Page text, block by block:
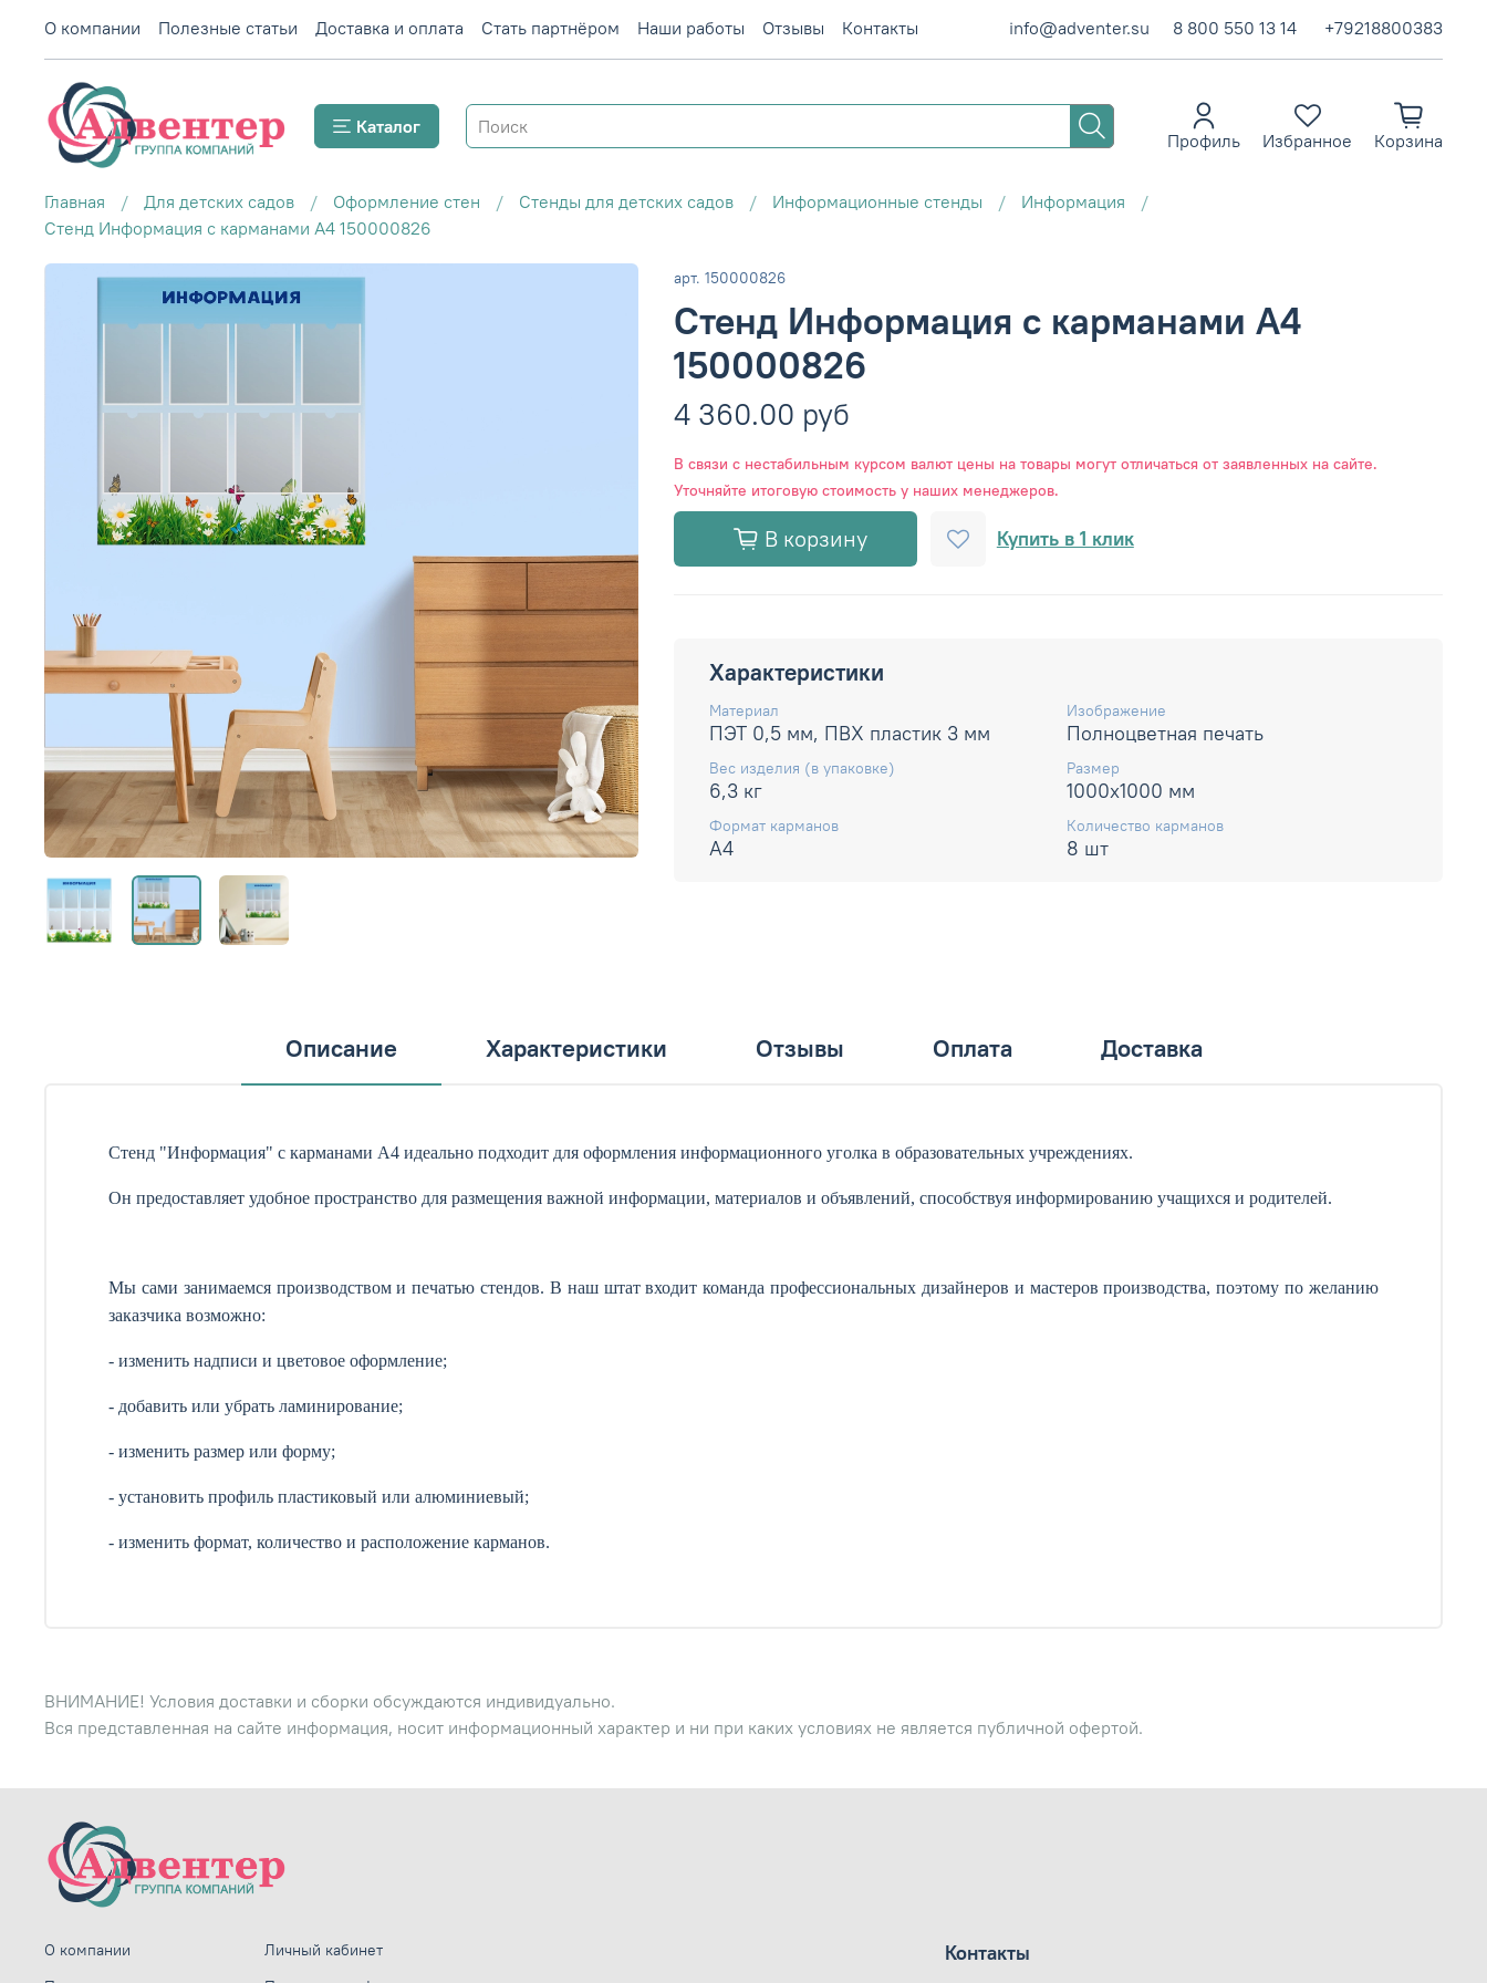
О компании Полезные статьи Доставка и оплата Стать партнёром Наши работы Отзывы Контакты info@adventer.su 8 800 550 13 14 +79218800383
Каталог
Профиль Избранное Корзина
Главная Для детских садов Оформление стен Стенды для детских садов Информационные стенды
Информация
Стенд Информация с карманами А4 150000826
арт. 150000826
Стенд Информация с карманами А4
150000826
4 360.00 руб
В связи с нестабильным курсом валют цены на товары могут отличаться от заявленных на сайте.
Уточняйте итоговую стоимость у наших менеджеров.
В корзину Купить в 1 клик
Характеристики
Материал
ПЭТ 0,5 мм, ПВХ пластик 3 мм
Изображение
Полноцветная печать
Вес изделия (в упаковке)
6,3 кг
Размер
1000х1000 мм
Формат карманов
А4
Количество карманов
8 шт
Описание Характеристики Отзывы Оплата Доставка
Стенд "Информация" с карманами А4 идеально подходит для оформления информационного уголка в образовательных учреждениях.
Он предоставляет удобное пространство для размещения важной информации, материалов и объявлений, способствуя информированию учащихся и родителей.
Мы сами занимаемся производством и печатью стендов. В наш штат входит команда профессиональных дизайнеров и мастеров производства, поэтому по желанию
заказчика возможно:
- изменить надписи и цветовое оформление;
- добавить или убрать ламинирование;
- изменить размер или форму;
- установить профиль пластиковый или алюминиевый;
- изменить формат, количество и расположение карманов.
ВНИМАНИЕ! Условия доставки и сборки обсуждаются индивидуально.
Вся представленная на сайте информация, носит информационный характер и ни при каких условиях не является публичной офертой.
О компании
Личный кабинет
Контакты